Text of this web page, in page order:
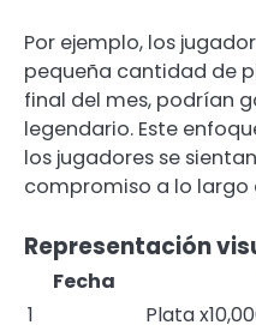
Por ejemplo, los
pequeña cantidad de
final del mes, podrían
legendario. Este
los jugadores se
compromiso a lo largo
Representación
Fecha
1
Plata